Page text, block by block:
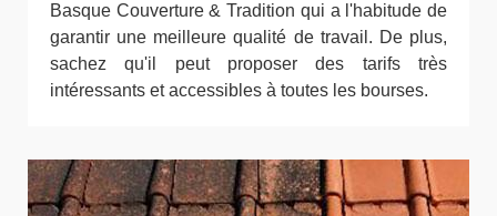
Basque Couverture & Tradition qui a l'habitude de
garantir une meilleure qualité de travail. De plus,
sachez qu'il peut proposer des tarifs très
intéressants et accessibles à toutes les bourses.